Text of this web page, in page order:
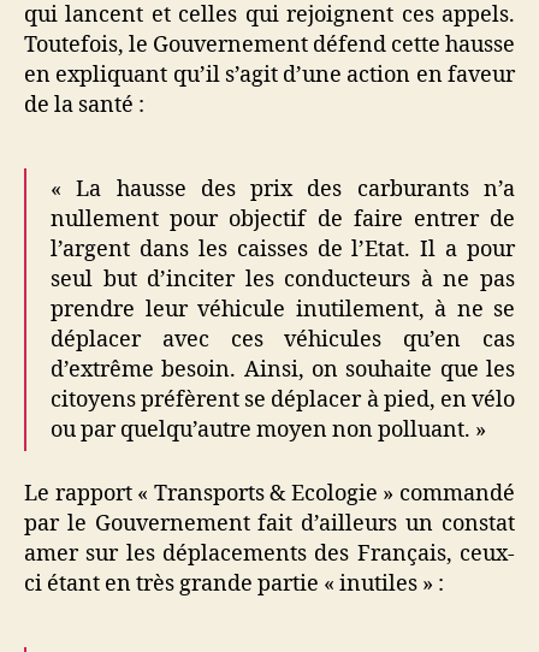
qui lancent et celles qui rejoignent ces appels.
Toutefois, le Gouvernement défend cette hausse
en expliquant qu’il s’agit d’une action en faveur
de la santé :
« La hausse des prix des carburants n’a
nullement pour objectif de faire entrer de
l’argent dans les caisses de l’Etat. Il a pour
seul but d’inciter les conducteurs à ne pas
prendre leur véhicule inutilement, à ne se
déplacer avec ces véhicules qu’en cas
d’extrême besoin. Ainsi, on souhaite que les
citoyens préfèrent se déplacer à pied, en vélo
ou par quelqu’autre moyen non polluant. »
Le rapport « Transports & Ecologie » commandé
par le Gouvernement fait d’ailleurs un constat
amer sur les déplacements des Français, ceux-
ci étant en très grande partie « inutiles » :